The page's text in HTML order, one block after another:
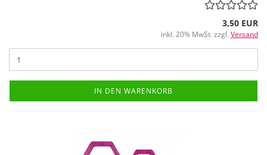
3,50 EUR
inkl. 20% MwSt. zzgl. Versand
IN DEN WARENKORB